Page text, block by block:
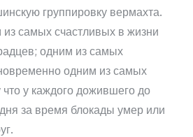
группировку вермахта.
из самых счастливых в жизни
одним из самых
одним из самых
у каждого дожившего до
за время блокады умер или